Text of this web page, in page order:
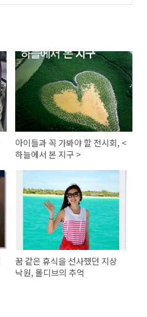
아이들과 꼭 가봐야 할 전시회, <
하늘에서 본 지구 >
꿈 같은 휴식을 선사했던 지상
낙원, 몰디브의 추억